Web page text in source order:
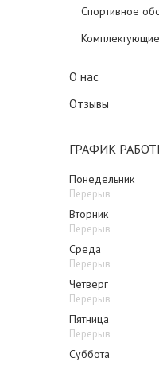
Спортивное
Комплектующие
О нас
Отзывы
ГРАФИК
Понедельник
Вторник
Среда
Четверг
Пятница
Суббота